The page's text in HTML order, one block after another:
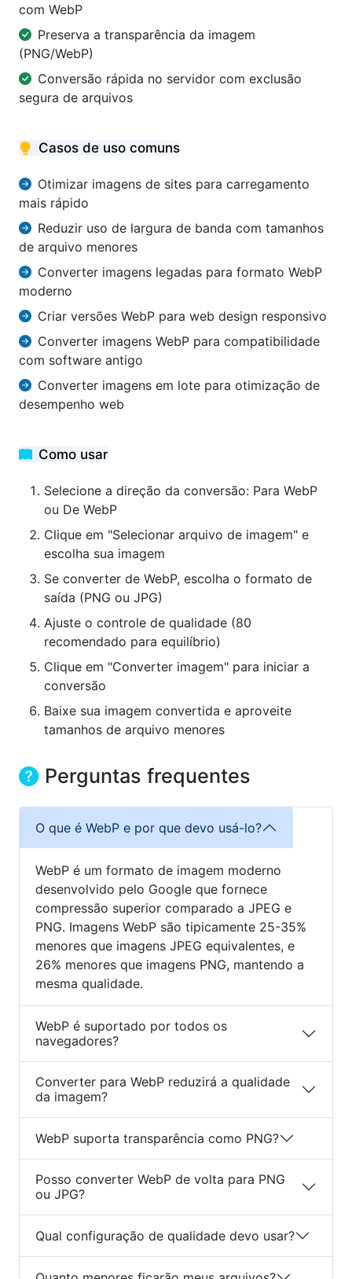
com WebP
Preserva a transparência da imagem
(PNG/WebP)
Conversão rápida no servidor com exclusão
segura de arquivos
Casos de uso comuns
Otimizar imagens de sites para carregamento
mais rápido
Reduzir uso de largura de banda com tamanhos
de arquivo menores
Converter imagens legadas para formato WebP
moderno
Criar versões WebP para web design responsivo
Converter imagens WebP para compatibilidade
com software antigo
Converter imagens em lote para otimização de
desempenho web
Como usar
Selecione a direção da conversão: Para WebP
ou De WebP
Clique em "Selecionar arquivo de imagem" e
escolha sua imagem
Se converter de WebP, escolha o formato de
saída (PNG ou JPG)
Ajuste o controle de qualidade (80
recomendado para equilíbrio)
Clique em "Converter imagem" para iniciar a
conversão
Baixe sua imagem convertida e aproveite
tamanhos de arquivo menores
Perguntas frequentes
O que é WebP e por que devo usá-lo?
WebP é um formato de imagem moderno
desenvolvido pelo Google que fornece
compressão superior comparado a JPEG e
PNG. Imagens WebP são tipicamente 25-35%
menores que imagens JPEG equivalentes, e
26% menores que imagens PNG, mantendo a
mesma qualidade.
WebP é suportado por todos os
navegadores?
Converter para WebP reduzirá a qualidade
da imagem?
WebP suporta transparência como PNG?
Posso converter WebP de volta para PNG
ou JPG?
Qual configuração de qualidade devo usar?